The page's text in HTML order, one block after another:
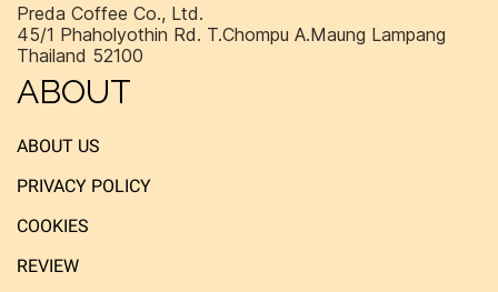
Preda Coffee Co., Ltd.
45/1 Phaholyothin Rd. T.Chompu A.Maung Lampang
Thailand 52100
ABOUT
ABOUT US
PRIVACY POLICY
COOKIES
REVIEW